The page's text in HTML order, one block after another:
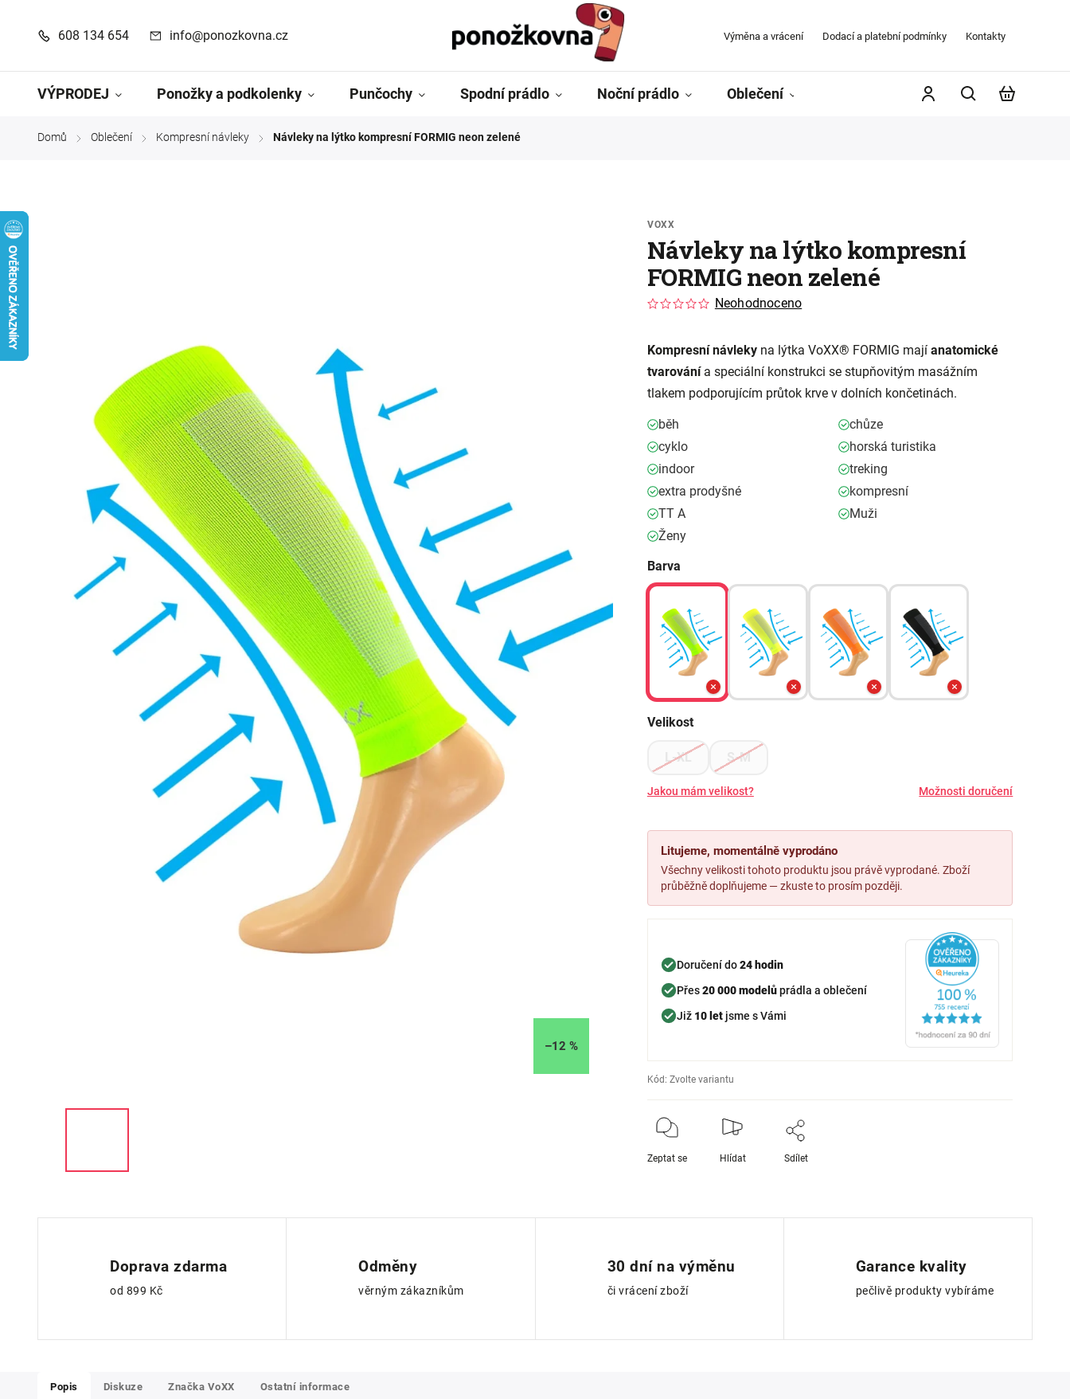
608 134 654 info@ponozkovna.cz Výměna a vrácení Dodací a platební podmínky Kontakty
VÝPRODEJ Ponožky a podkolenky Punčochy Spodní prádlo Noční prádlo Oblečení Kontakty
Domů / Oblečení / Kompresní návleky / Návleky na lýtko kompresní FORMIG neon zelené
–12 %
Kompresní návlekyna lýtka VoXX® FORMIG mají anatomické
tvarovánía speciální konstrukci se stupňovitým masážním
tlakem podporujícím průtok krve v dolních končetinách.
VOXX
Návleky na lýtko kompresní
FORMIG neon zelené
Neohodnoceno
běh
chůze
cyklo
horská turistika
indoor
treking
extra prodyšné
kompresní
TT A
Muži
Ženy
Barva
Velikost
L-XL S-M
Jakou mám velikost? Možnosti doručení
Litujeme, momentálně vyprodáno
Všechny velikosti tohoto produktu jsou právě vyprodané. Zboží
průběžně doplňujeme — zkuste to prosím později.
Doručení do24 hodin
Přes20 000 modelůprádla a oblečení
Již 10 letjsme s Vámi
Kód: Zvolte variantu
Zeptat se Hlídat Sdílet
Doprava zdarma
od 899 Kč
Odměny
věrným zákazníkům
30 dní na výměnu
či vrácení zboží
Garance kvality
pečlivě produkty vybíráme
Popis Diskuze Značka VoXX Ostatní informace